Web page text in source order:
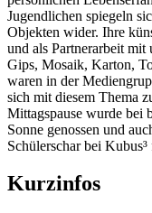
Jugendlichen spiegeln
Objekten wider. Ihre
und als Partnerarbeit
Gips, Mosaik, Karton,
waren in der
sich mit diesem Thema
Mittagspause wurde bei
Sonne genossen und
Schülerschar bei
Kurzinfos